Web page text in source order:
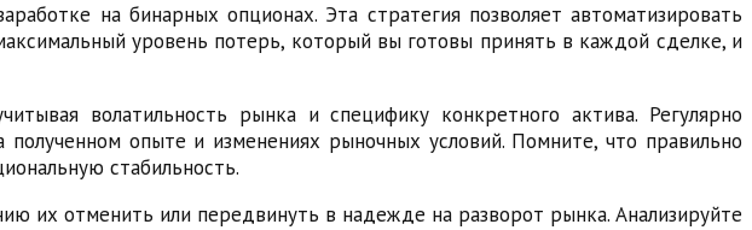
на бинарных опционах. Эта стратегия позволяет автоматизировать
уровень потерь, который вы готовы принять в каждой сделке, и
волатильность рынка и специфику конкретного актива. Регулярно
опыте и изменениях рыночных условий. Помните, что правильно
стабильность.
их отменить или передвинуть в надежде на разворот рынка. Анализируйте